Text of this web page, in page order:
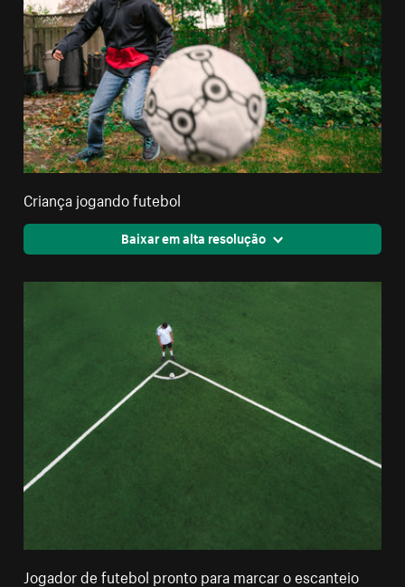
Criança jogando futebol
Baixar em alta resolução
Jogador de futebol pronto para marcar o escanteio